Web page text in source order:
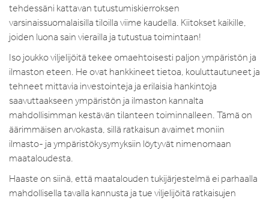
tehdessäni kattavan tutustumiskierroksen
varsinaissuomalaisilla tiloilla viime kaudella. Kiitokset kaikille,
joiden luona sain vierailla ja tutustua toimintaan!
Iso joukko viljelijöitä tekee omaehtoisesti paljon ympäristön ja
ilmaston eteen. He ovat hankkineet tietoa, kouluttautuneet ja
tehneet mittavia investointeja ja erilaisia hankintoja
saavuttaakseen ympäristön ja ilmaston kannalta
mahdollisimman kestävän tilanteen toiminnalleen. Tämä on
äärimmäisen arvokasta, sillä ratkaisun avaimet moniin
ilmasto- ja ympäristökysymyksiin löytyvät nimenomaan
maataloudesta.
Haaste on siinä, että maatalouden tukijärjestelmä ei parhaalla
mahdollisella tavalla kannusta ja tue viljelijöitä ratkaisujen